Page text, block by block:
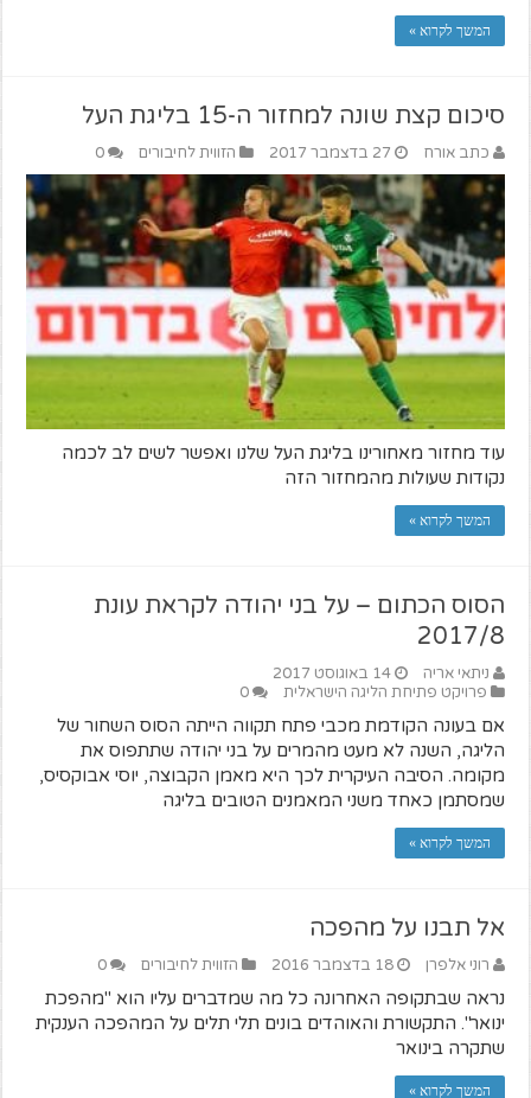
המשך לקרוא »
סיכום קצת שונה למחזור ה-15 בליגת העל
כתב אורח 27 בדצמבר 2017 הזווית לחיבורים 0
עוד מחזור מאחורינו בליגת העל שלנו ואפשר לשים לב לכמה
נקודות שעולות מהמחזור הזה
המשך לקרוא »
הסוס הכתום – על בני יהודה לקראת עונת
2017/8
ניתאי אריה
14 באוגוסט 2017
פרויקט פתיחת הליגה הישראלית
0
אם בעונה הקודמת מכבי פתח תקווה הייתה הסוס השחור של
הליגה, השנה לא מעט מהמרים על בני יהודה שתתפוס את
מקומה. הסיבה העיקרית לכך היא מאמן הקבוצה, יוסי אבוקסיס,
שמסתמן כאחד משני המאמנים הטובים בליגה
המשך לקרוא »
אל תבנו על מהפכה
רוני אלפרן 18 בדצמבר 2016 הזווית לחיבורים 0
נראה שבתקופה האחרונה כל מה שמדברים עליו הוא "מהפכת
ינואר". התקשורת והאוהדים בונים תלי תלים על המהפכה הענקית
שתקרה בינואר
המשך לקרוא »